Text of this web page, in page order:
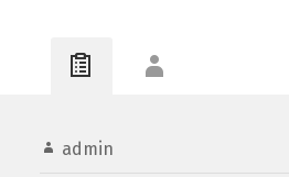
admin